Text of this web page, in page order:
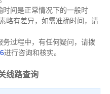
时间是正常情况下的一般时
略有差异，如需准确时间，请
务过程中，有任何疑问，请拨
进行咨询和核实。
线路查询